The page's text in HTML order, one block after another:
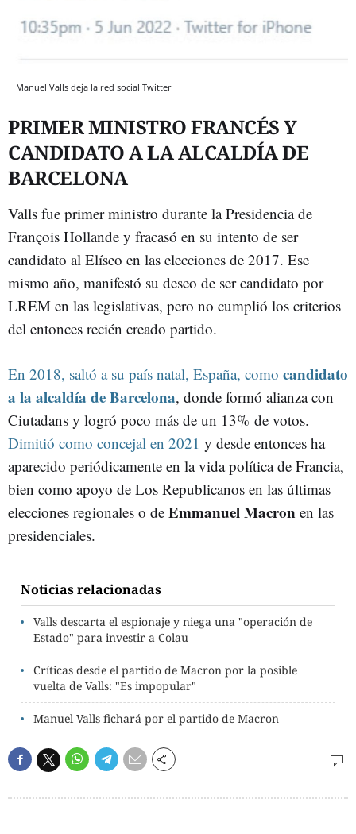
Manuel Valls deja la red social Twitter
PRIMER MINISTRO FRANCÉS Y
CANDIDATO A LA ALCALDÍA DE
BARCELONA
Valls fue primer ministro durante la Presidencia de
François Hollande y fracasó en su intento de ser
candidato al Elíseo en las elecciones de 2017. Ese
mismo año, manifestó su deseo de ser candidato por
LREM en las legislativas, pero no cumplió los criterios
del entonces recién creado partido.
En 2018, saltó a su país natal, España, como candidato
a la alcaldía de Barcelona, donde formó alianza con
Ciutadans y logró poco más de un 13% de votos.
Dimitió como concejal en 2021 y desde entonces ha
aparecido periódicamente en la vida política de Francia,
bien como apoyo de Los Republicanos en las últimas
elecciones regionales o de Emmanuel Macron en las
presidenciales.
Noticias relacionadas
Valls descarta el espionaje y niega una "operación de
Estado" para investir a Colau
Críticas desde el partido de Macron por la posible
vuelta de Valls: "Es impopular"
Manuel Valls fichará por el partido de Macron